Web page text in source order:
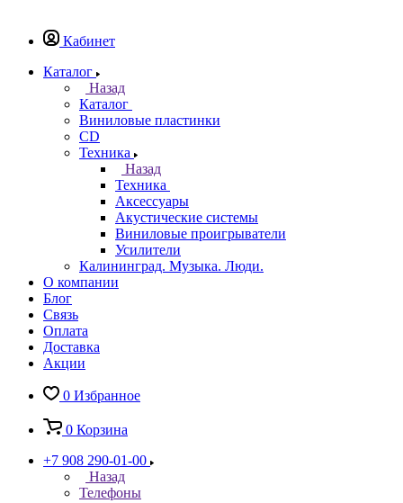
Кабинет
Каталог
Назад
Каталог
Виниловые пластинки
CD
Техника
Назад
Техника
Аксессуары
Акустические системы
Виниловые проигрыватели
Усилители
Калининград. Музыка. Люди.
О компании
Блог
Связь
Оплата
Доставка
Акции
0 Избранное
0 Корзина
+7 908 290-01-00
Назад
Телефоны